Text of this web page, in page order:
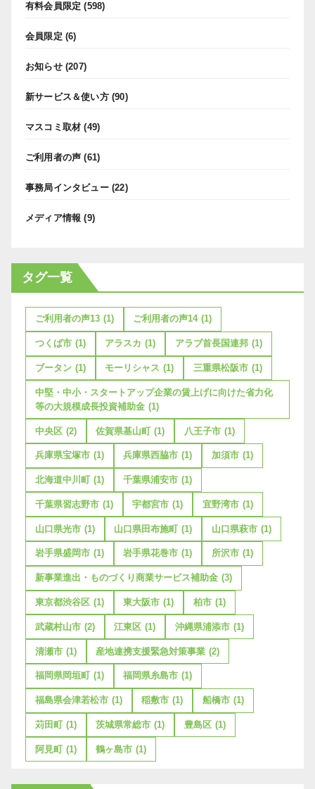
有料会員限定 (598)
会員限定 (6)
お知らせ(207)
新サービス＆使い方(90)
マスコミ取材 (49)
ご利用者の声 (61)
事務局インタビュー(22)
メディア情報 (9)
タグ一覧
ご利用者の声13 (1) ご利用者の声14 (1)
つくば市 (1) アラスカ (1) アラブ首長国連邦 (1)
ブータン (1) モーリシャス (1) 三重県松阪市 (1)
中堅・中小・スタートアップ企業の賃上げに向けた省力化
等の大規模成長投資補助金 (1)
中央区 (2) 佐賀県基山町 (1) 八王子市 (1)
兵庫県宝塚市 (1) 兵庫県西脇市 (1) 加須市 (1)
北海道中川町 (1) 千葉県浦安市 (1)
千葉県習志野市 (1) 宇都宮市 (1) 宜野湾市 (1)
山口県光市 (1) 山口県田布施町 (1) 山口県萩市 (1)
岩手県盛岡市 (1) 岩手県花巻市 (1) 所沢市 (1)
新事業進出・ものづくり商業サービス補助金 (3)
東京都渋谷区 (1) 東大阪市 (1) 柏市 (1)
武蔵村山市 (2) 江東区 (1) 沖縄県浦添市 (1)
清瀬市 (1) 産地連携支援緊急対策事業 (2)
福岡県岡垣町 (1) 福岡県糸島市 (1)
福島県会津若松市 (1) 稲敷市 (1) 船橋市 (1)
苅田町 (1) 茨城県常総市 (1) 豊島区 (1)
阿見町 (1) 鶴ヶ島市 (1)